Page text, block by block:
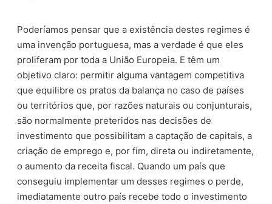
Poderíamos pensar que a existência destes regimes é
uma invenção portuguesa, mas a verdade é que eles
proliferam por toda a União Europeia. E têm um
objetivo claro: permitir alguma vantagem competitiva
que equilibre os pratos da balança no caso de países
ou territórios que, por razões naturais ou conjunturais,
são normalmente preteridos nas decisões de
investimento que possibilitam a captação de capitais, a
criação de emprego e, por fim, direta ou indiretamente,
o aumento da receita fiscal. Quando um país que
conseguiu implementar um desses regimes o perde,
imediatamente outro país recebe todo o investimento